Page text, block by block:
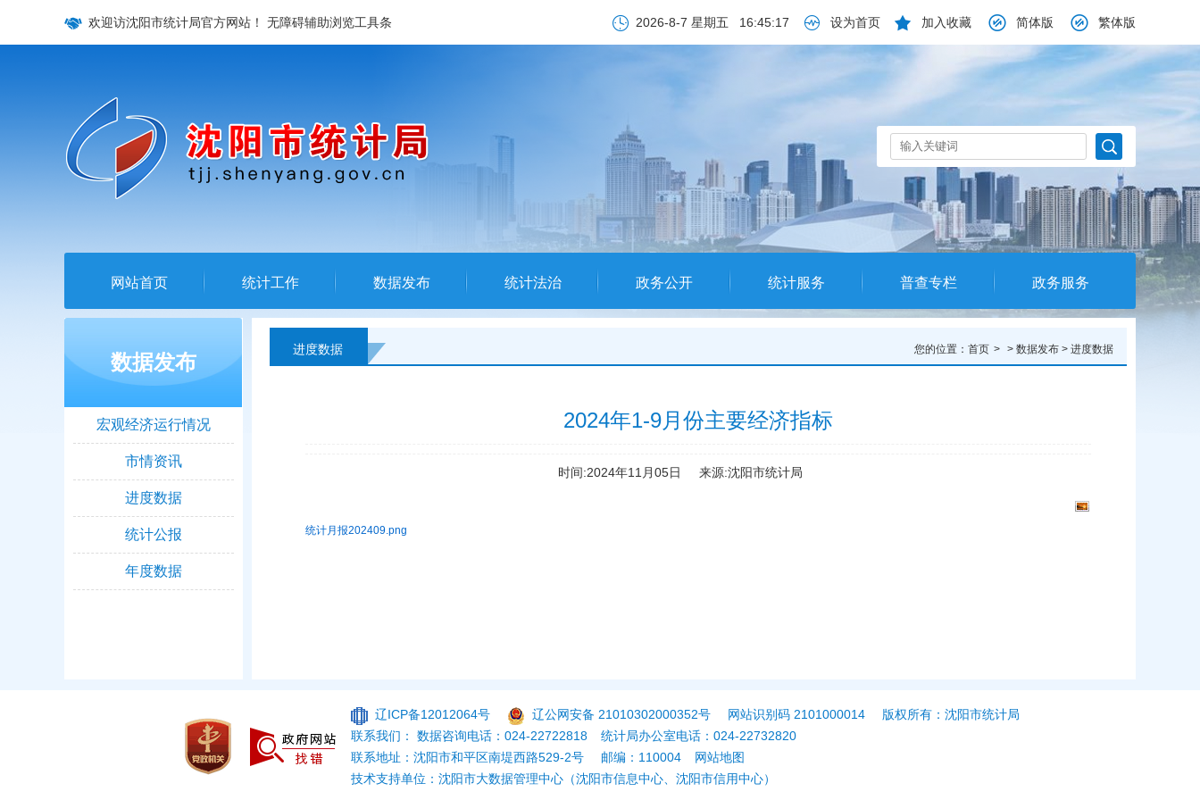
欢迎访沈阳市统计局官方网站！ 无障碍辅助浏览工具条 2026-8-7 星期五 16:45:18 设为首页 加入收藏 简体版 繁体版
网站首页 统计工作 数据发布 统计法治 政务公开 统计服务 普查专栏 政务服务
数据发布
宏观经济运行情况
市情资讯
进度数据
统计公报
年度数据
进度数据 您的位置： 首页 > 数据发布 > 进度数据
2024年1-9月份主要经济指标
时间:2024年11月05日 来源:沈阳市统计局
统计月报202409.png
辽ICP备12012064号 辽公网安备 21010302000352号 网站识别码 2101000014
版权所有：沈阳市统计局
联系我们： 数据咨询电话：024-22722818
统计局办公室电话：024-22732820
联系地址：沈阳市和平区南堤西路529-2号
邮编：110004
网站地图
技术支持单位：沈阳市大数据管理中心（沈阳市信息中心、沈阳市信用中心）